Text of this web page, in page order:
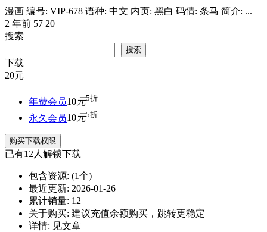
漫画 编号: VIP-678 语种: 中文 内页: 黑白 码情: 条马 简介: ...
2 年前 57 20
搜索
搜索
下载
20元
年费会员10元5折
永久会员10元5折
购买下载权限
已有12人解锁下载
包含资源: (1个)
最近更新: 2026-01-26
累计销量: 12
关于购买: 建议充值余额购买，跳转更稳定
详情: 见文章